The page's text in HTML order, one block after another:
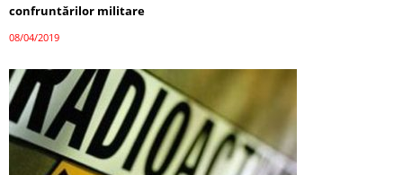
confruntărilor militare
08/04/2019